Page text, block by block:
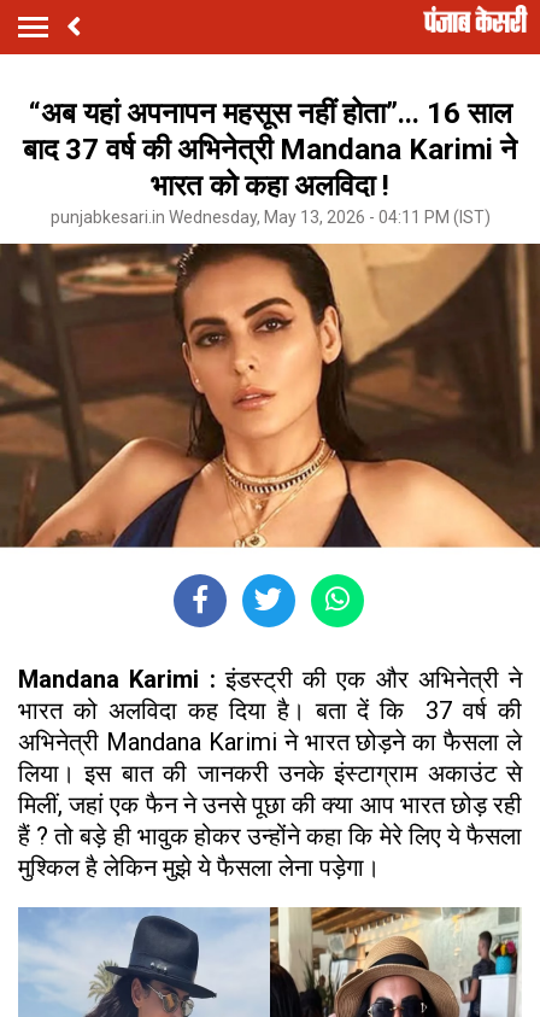
“अब यहां अपनापन महसूस नहीं होता”... 16 साल
बाद 37 वर्ष की अभिनेत्री Mandana Karimi ने
भारत को कहा अलविदा !
punjabkesari.in Wednesday, May 13, 2026 - 04:11 PM (IST)
Mandana Karimi : इंडस्ट्री की एक और अभिनेत्री ने
भारत को अलविदा कह दिया है। बता दें कि 37 वर्ष की
अभिनेत्री Mandana Karimi ने भारत छोड़ने का फैसला ले
लिया। इस बात की जानकरी उनके इंस्टाग्राम अकाउंट से
मिलीं, जहां एक फैन ने उनसे पूछा की क्या आप भारत छोड़ रही
हैं ? तो बड़े ही भावुक होकर उन्होंने कहा कि मेरे लिए ये फैसला
मुश्किल है लेकिन मुझे ये फैसला लेना पड़ेगा।